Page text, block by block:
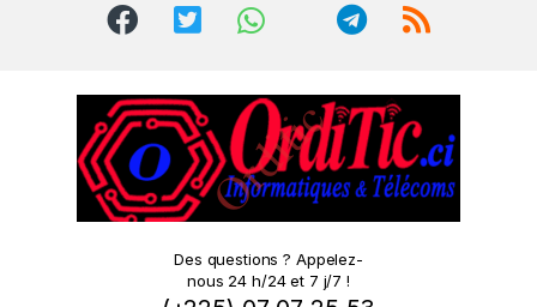
Des questions ? Appelez-
nous 24 h/24 et 7 j/7 !